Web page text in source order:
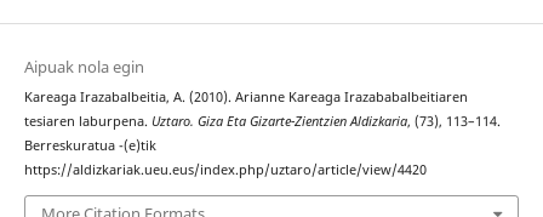
Aipuak nola egin
Kareaga Irazabalbeitia, A. (2010). Arianne Kareaga Irazababalbeitiaren
tesiaren laburpena. Uztaro. Giza Eta Gizarte-Zientzien Aldizkaria, (73), 113–114.
Berreskuratua -(e)tik
https://aldizkariak.ueu.eus/index.php/uztaro/article/view/4420